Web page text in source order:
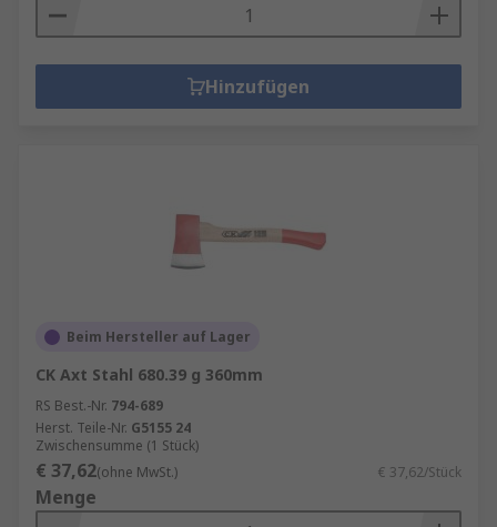
Hinzufügen
Beim Hersteller auf Lager
CK Axt Stahl 680.39 g 360mm
RS Best.-Nr. 794-689
Herst. Teile-Nr. G5155 24
Zwischensumme (1 Stück)
€ 37,62(ohne MwSt.) € 37,62/Stück
Menge